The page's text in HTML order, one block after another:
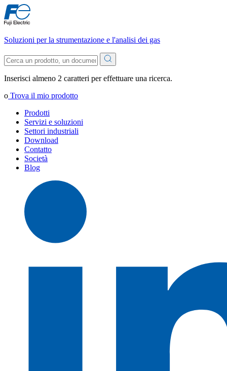
Soluzioni per la strumentazione e l'analisi dei gas
Inserisci almeno 2 caratteri per effettuare una ricerca.
o Trova il mio prodotto
Prodotti
Servizi e soluzioni
Settori industriali
Download
Contatto
Società
Blog